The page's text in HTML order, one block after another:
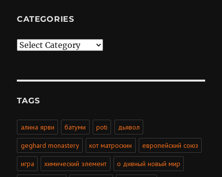
CATEGORIES
Categories
TAGS
алина ярви батуми poti дьявол
geghard monastery кот матроскин европейский союз
игра химический элемент о дивный новый мир